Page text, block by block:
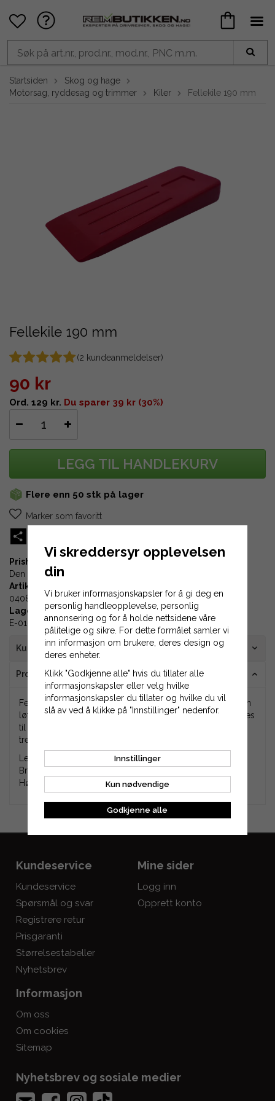
Startsiden
Skog og hage
Motorsag, ryddesag og trimmer
Kiler Fellekile 190 mm
Fellekile 190 mm
(2 kundeanmeldelser)
90 kr
Ord. 129 kr. Du sparer 39 kr (30%)
LEGG TIL HANDLEKURV
Flere enn 50 stk på lager
Marker som favoritt
Prishistorikk
Den laveste prisen 30 dager før prisreduksjonen var
Artikkel-ID:
04088
Lagerplass:
E-01-04
Produktinformasjon
Kundeanmeldelser
Fellekil på 190 mm laget av slagfast plast. Fellekilen har en
løftehøyde på maksimalt 26 mm og kan med fordel brukes
til å felle trær i riktig retning, noe som bidrar til en sikrere
trefelling.
Lengde: 190 mm.
Bredde: 71 mm.
Høyde: 1-26 mm.
Kundeservice
Kundeservice
Spørsmål og svar
Registrere retur
Prisgaranti
Størrelsestabeller
Nyhetsbrev
Mine sider
Logg inn
Opprett konto
Informasjon
Om oss
Om cookies
Sitemap
Nyhetsbrev og sosiale medier
Vi skreddersyr opplevelsen
din
Vi bruker informasjonskapsler for å gi deg en
personlig handleopplevelse, personlig
annonsering og for å holde nettsidene våre
pålitelige og sikre. For dette formålet samler vi
inn informasjon om brukere, deres design og
deres enheter.
Klikk "Godkjenne alle" hvis du tillater alle
informasjonskapsler eller velg hvilke
informasjonskapsler du tillater og hvilke du vil
slå av ved å klikke på "Innstillinger" nedenfor.
Innstillinger
Kun nødvendige
Godkjenne alle